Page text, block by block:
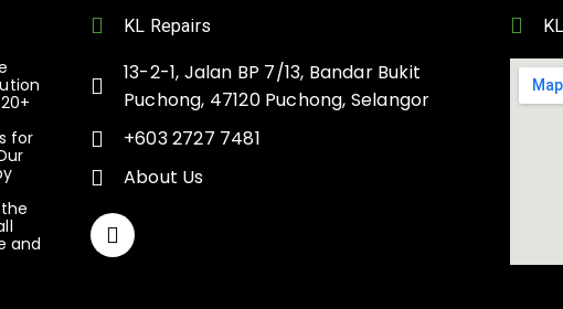
for
and
KL Repairs
13-2-1, Jalan BP 7/13, Bandar Bukit
Puchong, 47120 Puchong, Selangor
+603 2727 7481
About Us